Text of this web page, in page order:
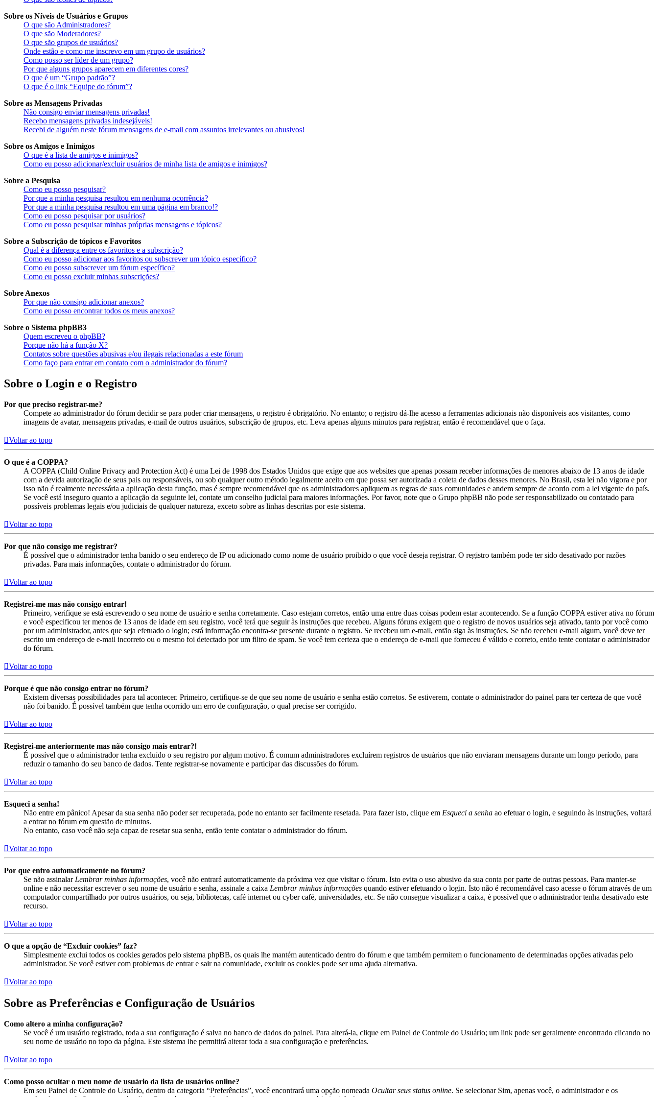
Sobre os Níveis de Usuários e Grupos
O que são Administradores?
O que são Moderadores?
O que são grupos de usuários?
Onde estão e como me inscrevo em um grupo de usuários?
Como posso ser líder de um grupo?
Por que alguns grupos aparecem em diferentes cores?
O que é um “Grupo padrão”?
O que é o link “Equipe do fórum”?
Sobre as Mensagens Privadas
Não consigo enviar mensagens privadas!
Recebo mensagens privadas indesejáveis!
Recebi de alguém neste fórum mensagens de e-mail com assuntos irrelevantes ou abusivos!
Sobre os Amigos e Inimigos
O que é a lista de amigos e inimigos?
Como eu posso adicionar/excluir usuários de minha lista de amigos e inimigos?
Sobre a Pesquisa
Como eu posso pesquisar?
Por que a minha pesquisa resultou em nenhuma ocorrência?
Por que a minha pesquisa resultou em uma página em branco!?
Como eu posso pesquisar por usuários?
Como eu posso pesquisar minhas próprias mensagens e tópicos?
Sobre a Subscrição de tópicos e Favoritos
Qual é a diferença entre os favoritos e a subscrição?
Como eu posso adicionar aos favoritos ou subscrever um tópico específico?
Como eu posso subscrever um fórum específico?
Como eu posso excluir minhas subscrições?
Sobre Anexos
Por que não consigo adicionar anexos?
Como eu posso encontrar todos os meus anexos?
Sobre o Sistema phpBB3
Quem escreveu o phpBB?
Porque não há a função X?
Contatos sobre questões abusivas e/ou ilegais relacionadas a este fórum
Como faço para entrar em contato com o administrador do fórum?
Sobre o Login e o Registro
Por que preciso registrar-me?
Compete ao administrador do fórum decidir se para poder criar mensagens, o registro é obrigatório. No entanto; o registro dá-lhe acesso a ferramentas adicionais não disponíveis aos visitantes, como
imagens de avatar, mensagens privadas, e-mail de outros usuários, subscrição de grupos, etc. Leva apenas alguns minutos para registrar, então é recomendável que o faça.
Voltar ao topo
O que é a COPPA?
A COPPA (Child Online Privacy and Protection Act) é uma Lei de 1998 dos Estados Unidos que exige que aos websites que apenas possam receber informações de menores abaixo de 13 anos de idade
com a devida autorização de seus pais ou responsáveis, ou sob qualquer outro método legalmente aceito em que possa ser autorizada a coleta de dados desses menores. No Brasil, esta lei não vigora e por
isso não é realmente necessária a aplicação desta função, mas é sempre recomendável que os administradores apliquem as regras de suas comunidades e andem sempre de acordo com a lei vigente do país.
Se você está inseguro quanto a aplicação da seguinte lei, contate um conselho judicial para maiores informações. Por favor, note que o Grupo phpBB não pode ser responsabilizado ou contatado para
possíveis problemas legais e/ou judiciais de qualquer natureza, exceto sobre as linhas descritas por este sistema.
Voltar ao topo
Por que não consigo me registrar?
É possível que o administrador tenha banido o seu endereço de IP ou adicionado como nome de usuário proibido o que você deseja registrar. O registro também pode ter sido desativado por razões
privadas. Para mais informações, contate o administrador do fórum.
Voltar ao topo
Registrei-me mas não consigo entrar!
Primeiro, verifique se está escrevendo o seu nome de usuário e senha corretamente. Caso estejam corretos, então uma entre duas coisas podem estar acontecendo. Se a função COPPA estiver ativa no fórum
e você especificou ter menos de 13 anos de idade em seu registro, você terá que seguir às instruções que recebeu. Alguns fóruns exigem que o registro de novos usuários seja ativado, tanto por você como
por um administrador, antes que seja efetuado o login; está informação encontra-se presente durante o registro. Se recebeu um e-mail, então siga às instruções. Se não recebeu e-mail algum, você deve ter
escrito um endereço de e-mail incorreto ou o mesmo foi detectado por um filtro de spam. Se você tem certeza que o endereço de e-mail que forneceu é válido e correto, então tente contatar o administrador
do fórum.
Voltar ao topo
Porque é que não consigo entrar no fórum?
Existem diversas possibilidades para tal acontecer. Primeiro, certifique-se de que seu nome de usuário e senha estão corretos. Se estiverem, contate o administrador do painel para ter certeza de que você
não foi banido. É possível também que tenha ocorrido um erro de configuração, o qual precise ser corrigido.
Voltar ao topo
Registrei-me anteriormente mas não consigo mais entrar?!
É possível que o administrador tenha excluído o seu registro por algum motivo. É comum administradores excluírem registros de usuários que não enviaram mensagens durante um longo período, para
reduzir o tamanho do seu banco de dados. Tente registrar-se novamente e participar das discussões do fórum.
Voltar ao topo
Esqueci a senha!
Não entre em pânico! Apesar da sua senha não poder ser recuperada, pode no entanto ser facilmente resetada. Para fazer isto, clique em Esqueci a senha ao efetuar o login, e seguindo às instruções, voltará
a entrar no fórum em questão de minutos.
No entanto, caso você não seja capaz de resetar sua senha, então tente contatar o administrador do fórum.
Voltar ao topo
Por que entro automaticamente no fórum?
Se não assinalar Lembrar minhas informações, você não entrará automaticamente da próxima vez que visitar o fórum. Isto evita o uso abusivo da sua conta por parte de outras pessoas. Para manter-se
online e não necessitar escrever o seu nome de usuário e senha, assinale a caixa Lembrar minhas informações quando estiver efetuando o login. Isto não é recomendável caso acesse o fórum através de um
computador compartilhado por outros usuários, ou seja, bibliotecas, café internet ou cyber café, universidades, etc. Se não consegue visualizar a caixa, é possível que o administrador tenha desativado este
recurso.
Voltar ao topo
O que a opção de “Excluir cookies” faz?
Simplesmente exclui todos os cookies gerados pelo sistema phpBB, os quais lhe mantém autenticado dentro do fórum e que também permitem o funcionamento de determinadas opções ativadas pelo
administrador. Se você estiver com problemas de entrar e sair na comunidade, excluir os cookies pode ser uma ajuda alternativa.
Voltar ao topo
Sobre as Preferências e Configuração de Usuários
Como altero a minha configuração?
Se você é um usuário registrado, toda a sua configuração é salva no banco de dados do painel. Para alterá-la, clique em Painel de Controle do Usuário; um link pode ser geralmente encontrado clicando no
seu nome de usuário no topo da página. Este sistema lhe permitirá alterar toda a sua configuração e preferências.
Voltar ao topo
Como posso ocultar o meu nome de usuário da lista de usuários online?
Em seu Painel de Controle do Usuário, dentro da categoria “Preferências”, você encontrará uma opção nomeada Ocultar seus status online. Se selecionar Sim, apenas você, o administrador e os